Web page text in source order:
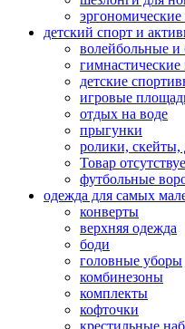
эргономические
детский спорт и
волейбольные и
гимнастические
детские
игровые
отдых на воде
прыгунки
ролики,
Товар
футбольные
одежда для самых
конверты
верхняя одежда
боди
головные уборы
комбинезоны
комплекты
кофточки
крестильные